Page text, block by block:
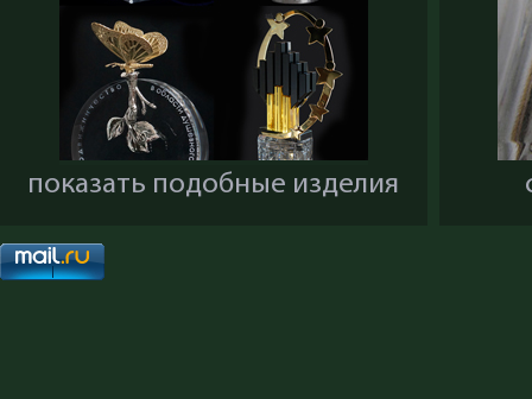
показать подобные изделия